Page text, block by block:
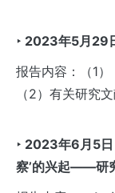
‣ 2023年5月29
报告内容：（1
（2）有关研究
‣ 2023年6月5日
察’的兴起——研